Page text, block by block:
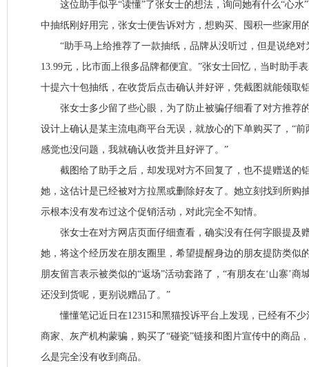
这位助手似乎“读懂”了张女士的想法，询问她有什么“心水”
中抽纸刚好用完，张女士便告诉对方，想购买、囤积一些家用
“助手马上给推荐了一款抽纸，品牌从没听过，但是说绝对
13.99元，比市面上很多品牌都便宜。”张女士回忆，当时助手
十提六十包抽纸，在收货后点击确认并好评，凭截图就能领取
张女士多少留了些心眼，为了防止被骗仔细看了对方推荐
设计上确认是某主流电商平台无误，就放心的下单购买了，“
感觉也没问题，我就确认收货并且好评了。”
截图给了助手之后，却发现对方不回复了，也不提赠送的
她，这估计是已经被对方拉黑或删除好友了。她立刻找到所购
示根本没有发布过这个促销活动，对此完全不知情。
张女士在对方网店页面仔细查看，确实没有任何字眼提及
她，将这个经历发在朋友圈里，希望提醒身边的朋友提防类似
朋友留言表示被类似的“返场”活动套路了，“有朋友在‘山寨’商
还没到货呢，更别说赠品了。”
懂懂笔记近日在12315和黑猫投诉平台上发现，已经有不少
商家、灰产机构蒙骗，购买了“碰瓷”链接和图片宣传中的商品
么是完全没有收到商品。